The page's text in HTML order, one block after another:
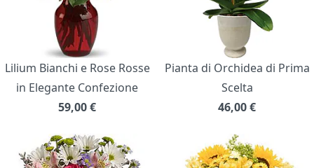
Lilium Bianchi e Rose Rosse
in Elegante Confezione
59,00€
Pianta di Orchidea di Prima
Scelta
46,00€